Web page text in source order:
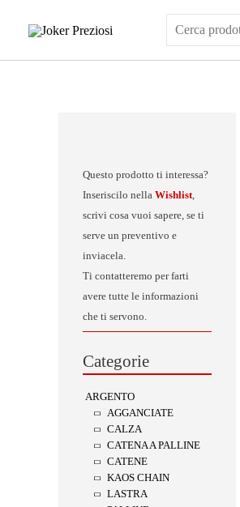
Questo prodotto ti interessa?
Inseriscilo nella Wishlist,
scrivi cosa vuoi sapere, se ti
serve un preventivo e
inviacela.
Ti contatteremo per farti
avere tutte le informazioni
che ti servono.
Categorie
ARGENTO
AGGANCIATE
CALZA
CATENA A PALLINE
CATENE
KAOS CHAIN
LASTRA